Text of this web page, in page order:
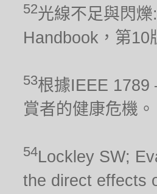
52光線不足與閃
Handbook，第10
53根據IEEE 1789
賞者的健康危機。
54Lockley SW;
the direct effects